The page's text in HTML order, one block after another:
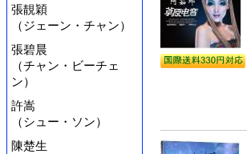
張靚穎
（ジェーン・チャン）
張碧晨
（チャン・ビーチェ
ン）
許嵩
（シュー・ソン）
陳楚生